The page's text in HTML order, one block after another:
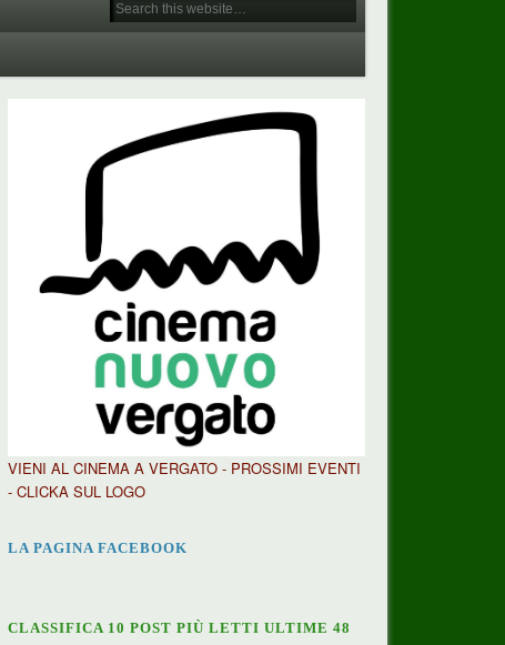
VIENI AL CINEMA A VERGATO - PROSSIMI EVENTI
- CLICKA SUL LOGO
LA PAGINA FACEBOOK
CLASSIFICA 10 POST PIÙ LETTI ULTIME 48